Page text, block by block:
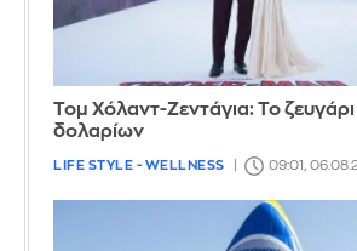
Τομ Χόλαντ-Ζεντάγια: Το ζευγάρι
δολαρίων
LIFE STYLE - WELLNESS 09:01,